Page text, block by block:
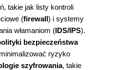
takie jak listy kontroli
(firewall) i systemy
włamaniom (IDS/IPS).
bezpieczeństwa
ryzyko
szyfrowania, takie